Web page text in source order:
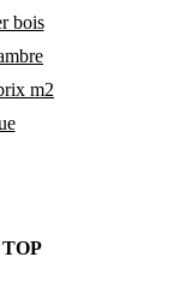
bois
m2